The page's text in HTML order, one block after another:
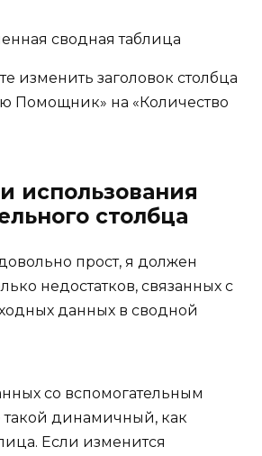
изменить заголовок столбца
Помощник» на «Количество
использования
столбца
прост, я должен
недостатков, связанных с
данных в сводной
со вспомогательным
такой динамичный, как
Если изменится